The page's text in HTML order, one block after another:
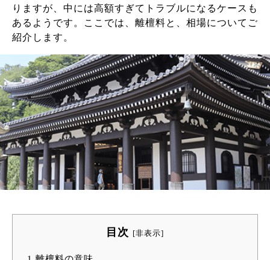
りますが、中には高額すぎてトラブルになるケースも
あるようです。ここでは、離檀料と、相場についてご
紹介します。
目次 [非表示]